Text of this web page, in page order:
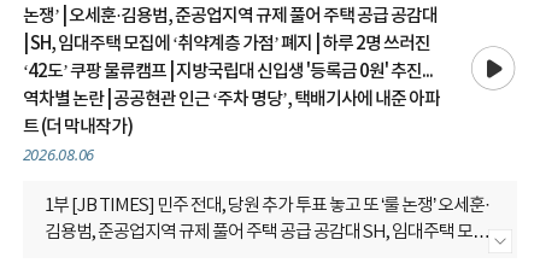
논쟁’ | 오세훈·김용범, 준공업지역 규제 풀어 주택 공급 공감대
| SH, 임대주택 모집에 ‘취약계층 가점’ 폐지 | 하루 2명 쓰러진
‘42도’ 쿠팡 물류캠프 | 지방국립대 신입생 '등록금 0원' 추진...
역차별 논란 | 공공현관 인근 ‘주차 명당’, 택배기사에 내준 아파
트 (더 막내작가)
2026.08.06
1부 [JB TIMES] 민주 전대, 당원 추가 투표 놓고 또 ‘룰 논쟁’ 오세훈·
김용범, 준공업지역 규제 풀어 주택 공급 공감대 SH, 임대주택 모집